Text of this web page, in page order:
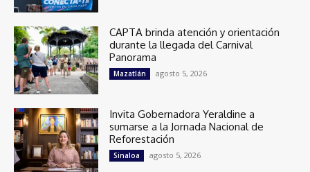
CAPTA brinda atención y orientación
durante la llegada del Carnival
Panorama
Mazatlán agosto 5, 2026
Invita Gobernadora Yeraldine a
sumarse a la Jornada Nacional de
Reforestación
Sinaloa agosto 5, 2026